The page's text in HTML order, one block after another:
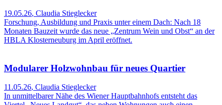
19.05.26, Claudia Stieglecker
Forschung, Ausbildung und Praxis unter einem Dach: Nach 18
Monaten Bauzeit wurde das neue „Zentrum Wein und Obst“ an der
HBLA Klosterneuburg im April eröffnet.
Modularer Holzwohnbau für neues Quartier
11.05.26, Claudia Stieglecker
In unmittelbarer Nähe des Wiener Hauptbahnhofs entsteht das